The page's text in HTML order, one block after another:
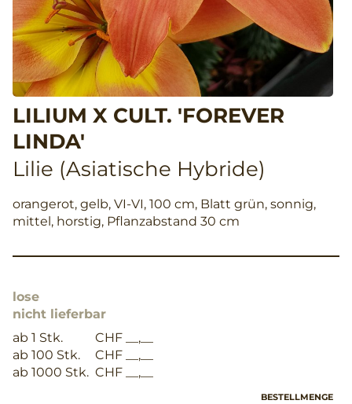
LILIUM X CULT. 'FOREVER
LINDA'
Lilie (Asiatische Hybride)
orangerot, gelb, VI-VI, 100 cm, Blatt grün, sonnig,
mittel, horstig, Pflanzabstand 30 cm
lose
nicht lieferbar
ab 1 Stk.
CHF __,__
ab 100 Stk.
CHF __,__
ab 1000 Stk. CHF __,__
BESTELLMENGE